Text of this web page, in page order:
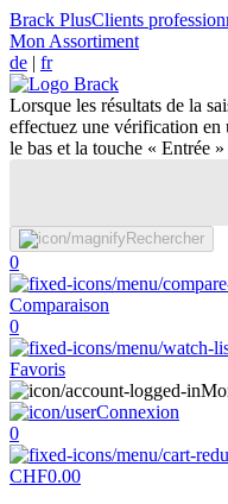
Brack PlusClients
Mon Assortiment
de | fr
Lorsque les résultats de la
effectuez une vérification en
le bas et la touche « Entrée
Rechercher
0
Comparaison
0
Favoris
Connexion
0
CHF0.00